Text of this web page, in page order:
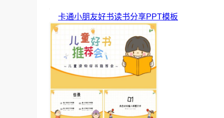
卡通小朋友好书读书分享PPT模板